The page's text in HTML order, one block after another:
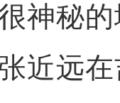
神秘
远在